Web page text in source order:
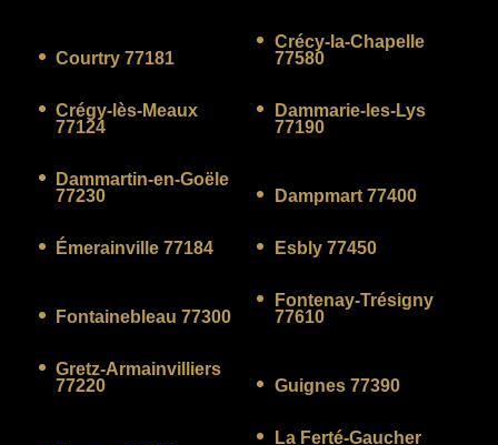
Courtry 77181
Crécy-la-Chapelle
77580
Crégy-lès-Meaux
77124
Dammarie-les-Lys
77190
Dammartin-en-Goële
77230
Dampmart 77400
Émerainville 77184 Esbly 77450
Fontainebleau 77300
Fontenay-Trésigny
77610
Gretz-Armainvilliers
77220
Guignes 77390
La Ferté-Gaucher